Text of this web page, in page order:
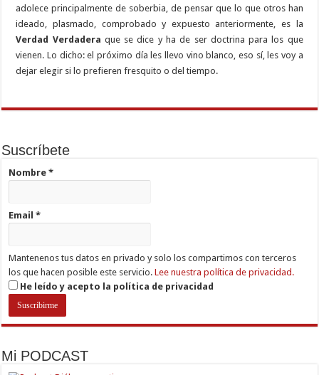
adolece principalmente de soberbia, de pensar que lo que otros han
ideado, plasmado, comprobado y expuesto anteriormente, es la
Verdad Verdadera que se dice y ha de ser doctrina para los que
vienen. Lo dicho: el próximo día les llevo vino blanco, eso sí, les voy a
dejar elegir si lo prefieren fresquito o del tiempo.
Suscríbete
Nombre*
Email*
Mantenenos tus datos en privado y solo los compartimos con terceros
los que hacen posible este servicio.Lee nuestra política de privacidad.
He leído y acepto la política de privacidad
Mi PODCAST